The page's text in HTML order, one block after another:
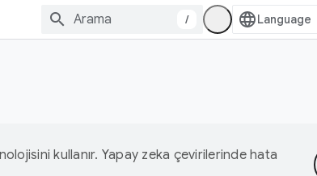
/
kullanır. Yapay zeka çevirilerinde hata